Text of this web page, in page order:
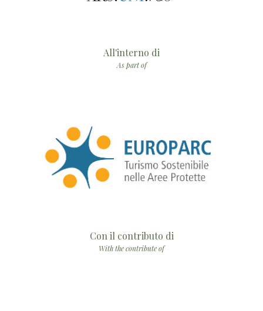
All'interno di
As part of
Con il contributo di
With the contribute of